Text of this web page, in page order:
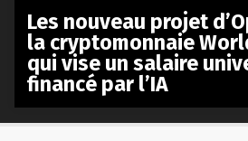
Les nouveau projet
la cryptomonnaie
qui vise un salaire
financé par l’IA